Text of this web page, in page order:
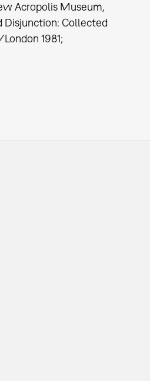
Acropolis Museum,
Disjunction: Collected
1981;